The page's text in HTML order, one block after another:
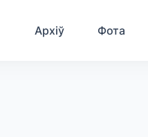
Архіў Фота